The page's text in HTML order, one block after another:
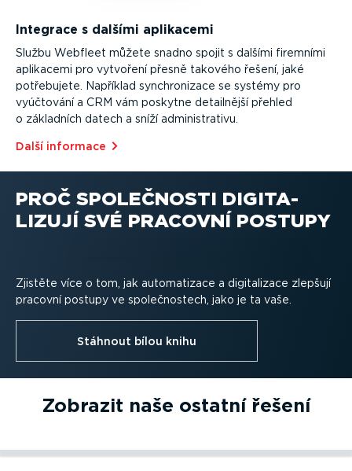
Integrace s dalšími aplikacemi
Službu Webfleet můžete snadno spojit s dalšími firemními
aplikacemi pro vytvoření přesně takového řešení, jaké
potřebujete. Například synchro­nizace se systémy pro
vyúčtování a CRM vám poskytne detailnější přehled
o základních datech a sníží adminis­trativu.
Další informace
PROČ SPOLEČNOSTI DIGITA­
LIZUJÍ SVÉ PRACOVNÍ POSTUPY
Zjistěte více o tom, jak automa­tizace a digita­lizace zlepšují
pracovní postupy ve společ­nostech, jako je ta vaše.
Stáhnout bílou knihu
Zobrazit naše ostatní řešení
Úspora paliva